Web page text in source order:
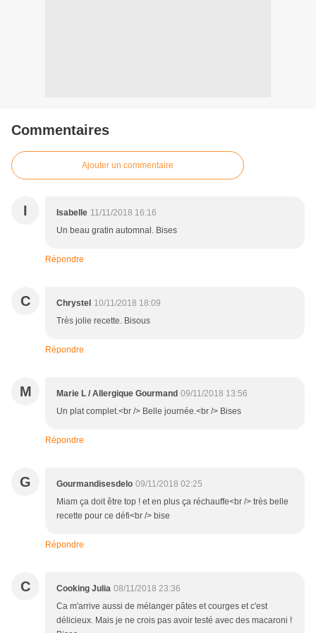
Commentaires
Ajouter un commentaire
I Isabelle 11/11/2018 16:16
Un beau gratin automnal. Bises
Répondre
C Chrystel 10/11/2018 18:09
Très jolie recette. Bisous
Répondre
M Marie L / Allergique Gourmand 09/11/2018 13:56
Un plat complet.<br /> Belle journée.<br /> Bises
Répondre
G Gourmandisesdelo 09/11/2018 02:25
Miam ça doit être top ! et en plus ça réchauffe<br /> très belle
recette pour ce défi<br /> bise
Répondre
C Cooking Julia 08/11/2018 23:36
Ca m'arrive aussi de mélanger pâtes et courges et c'est
délicieux. Mais je ne crois pas avoir testé avec des macaroni !